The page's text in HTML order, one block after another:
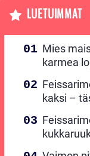
LUETUIMMAT
Mies
karmea
kaksi –